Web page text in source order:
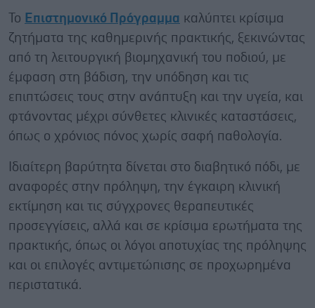
Το Επιστημονικό Πρόγραμμα καλύπτει κρίσιμα
ζητήματα της καθημερινής πρακτικής, ξεκινώντας
από τη λειτουργική βιομηχανική του ποδιού, με
έμφαση στη βάδιση, την υπόδηση και τις
επιπτώσεις τους στην ανάπτυξη και την υγεία, και
φτάνοντας μέχρι σύνθετες κλινικές καταστάσεις,
όπως ο χρόνιος πόνος χωρίς σαφή παθολογία.
Ιδιαίτερη βαρύτητα δίνεται στο διαβητικό πόδι, με
αναφορές στην πρόληψη, την έγκαιρη κλινική
εκτίμηση και τις σύγχρονες θεραπευτικές
προσεγγίσεις, αλλά και σε κρίσιμα ερωτήματα της
πρακτικής, όπως οι λόγοι αποτυχίας της πρόληψης
και οι επιλογές αντιμετώπισης σε προχωρημένα
περιστατικά.